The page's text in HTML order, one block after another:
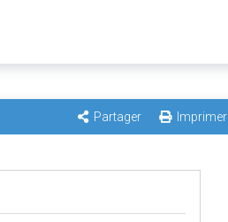
Partager Imprimer